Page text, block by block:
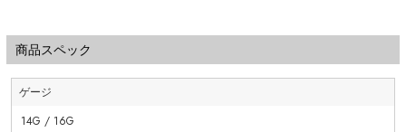
商品スペック
ゲージ
14G / 16G